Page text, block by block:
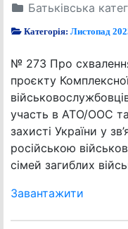
Батьківська
Категорія:Листопад
№ 273 Про
проєкту
участь в АТО/ООС та
захисті України у
російською
сімей загиблих
Завантажити